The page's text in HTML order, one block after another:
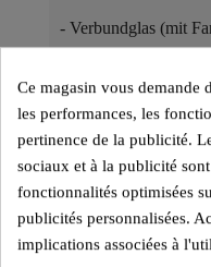
- Verbundglas (mit
Grün, Gelb, Blau
- PMMA Altuglas:
Die Modelle mit
sich für den
Altuglas-Varianten
Ce magasin vous demande
les performances, les
pertinence de la publicité.
sociaux et à la publicité
fonctionnalités optimisées
publicités personnalisées.
implications associées à